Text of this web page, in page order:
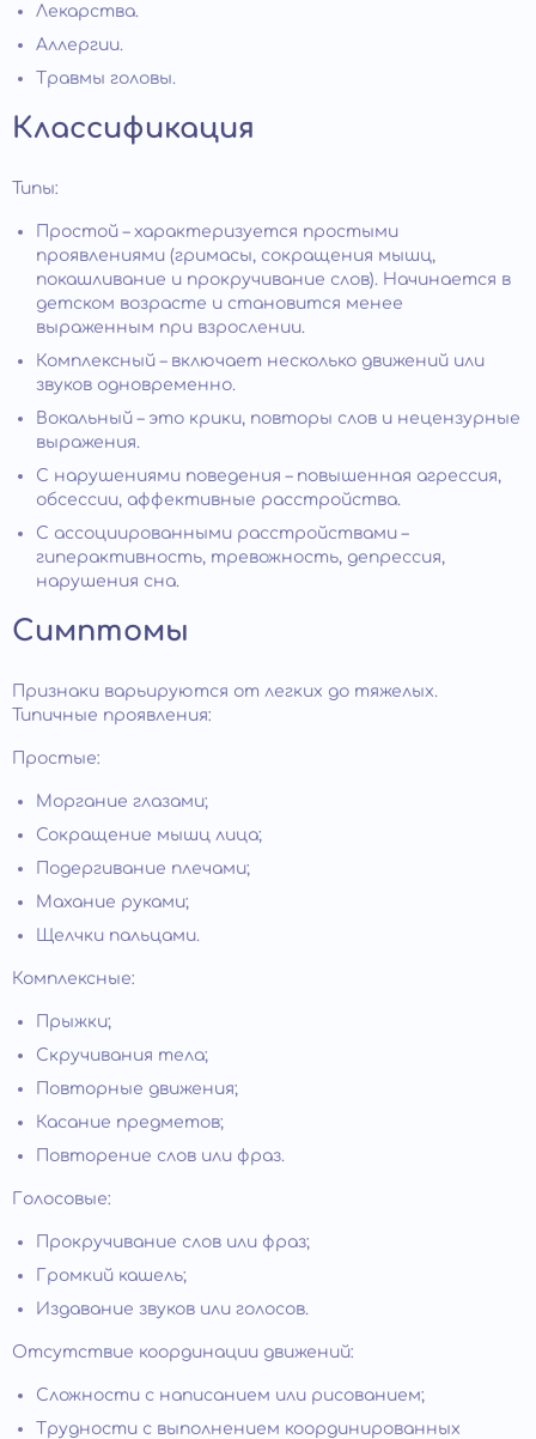
Лекарства.
Аллергии.
Травмы головы.
Классификация
Типы:
Простой – характеризуется простыми
проявлениями (гримасы, сокращения мышц,
покашливание и прокручивание слов). Начинается в
детском возрасте и становится менее
выраженным при взрослении.
Комплексный – включает несколько движений или
звуков одновременно.
Вокальный – это крики, повторы слов и нецензурные
выражения.
С нарушениями поведения – повышенная агрессия,
обсессии, аффективные расстройства.
С ассоциированными расстройствами –
гиперактивность, тревожность, депрессия,
нарушения сна.
Симптомы
Признаки варьируются от легких до тяжелых.
Типичные проявления:
Простые:
Моргание глазами;
Сокращение мышц лица;
Подергивание плечами;
Махание руками;
Щелчки пальцами.
Комплексные:
Прыжки;
Скручивания тела;
Повторные движения;
Касание предметов;
Повторение слов или фраз.
Голосовые:
Прокручивание слов или фраз;
Громкий кашель;
Издавание звуков или голосов.
Отсутствие координации движений:
Сложности с написанием или рисованием;
Трудности с выполнением координированных